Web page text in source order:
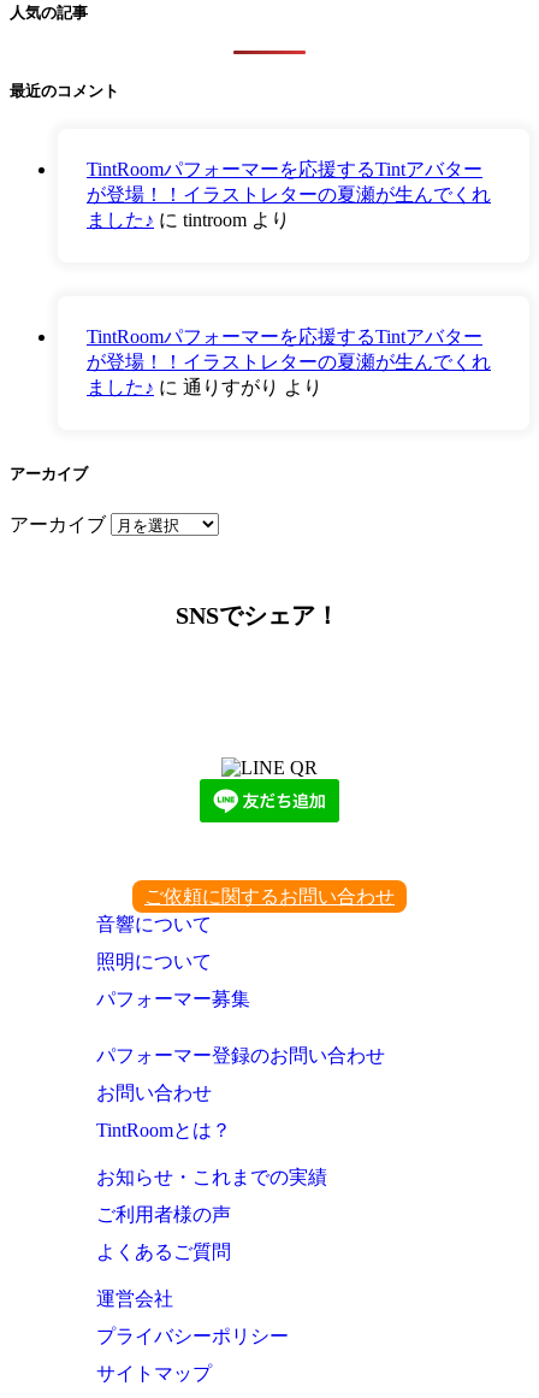
人気の記事
最近のコメント
TintRoomパフォーマーを応援するTintアバター
が登場！！イラストレターの夏瀬が生んでくれ
ました♪ に tintroom より
TintRoomパフォーマーを応援するTintアバター
が登場！！イラストレターの夏瀬が生んでくれ
ました♪ に 通りすがり より
アーカイブ
アーカイブ
SNSでシェア！
ご依頼に関するお問い合わせ
音響について
照明について
パフォーマー募集
パフォーマー登録のお問い合わせ
お問い合わせ
TintRoomとは？
お知らせ・これまでの実績
ご利用者様の声
よくあるご質問
運営会社
プライバシーポリシー
サイトマップ